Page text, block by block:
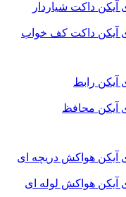
داکت شیاردار
داکت کف خواب
رابط
محافظ
هواکش دریچه ای
هواکش لوله ای